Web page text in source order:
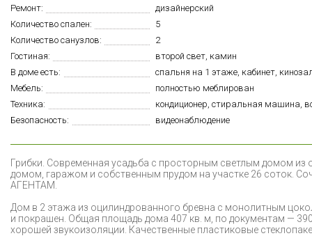
Ремонт:
дизайнерский
Количество спален:
5
Количество санузлов:
2
Гостиная:
второй свет, камин
В доме есть:
спальня на 1 этаже, кабинет,
Мебель:
полностью меблирован
Техника:
кондиционер, стиральная машина,
Безопасность:
видеонаблюдение
Грибки. Современная усадьба с просторным светлым домом из
домом, гаражом и собственным прудом на участке 26 соток.
АГЕНТАМ.
Дом в 2 этажа из оцилиндрованного бревна с монолитным
и покрашен. Общая площадь дома 407 кв. м, по документам —
хорошей звукоизоляции. Качественные пластиковые